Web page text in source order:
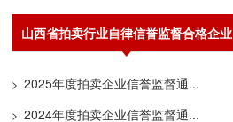
山西省拍卖行业自律信誉监督合格企业
> 2025年度拍卖企业信誉监督通...
> 2024年度拍卖企业信誉监督通...